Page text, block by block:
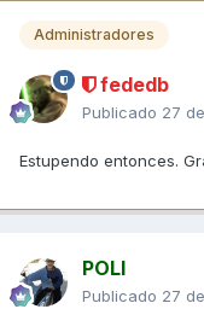
Administradores
fededb
Publicado 27
Estupendo entonces.
POLI
Publicado 27